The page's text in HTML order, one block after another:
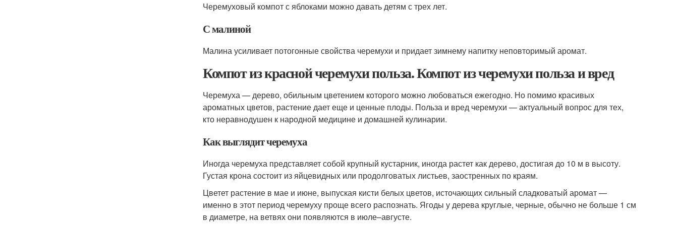
Черемуховый компот с яблоками можно давать детям с трех лет.
С малиной
Малина усиливает потогонные свойства черемухи и придает зимнему напитку неповторимый аромат.
Компот из красной черемухи польза. Компот из черемухи польза и вред
Черемуха — дерево, обильным цветением которого можно любоваться ежегодно. Но помимо красивых
ароматных цветов, растение дает еще и ценные плоды. Польза и вред черемухи — актуальный вопрос для тех,
кто неравнодушен к народной медицине и домашней кулинарии.
Как выглядит черемуха
Иногда черемуха представляет собой крупный кустарник, иногда растет как дерево, достигая до 10 м в высоту.
Густая крона состоит из яйцевидных или продолговатых листьев, заостренных по краям.
Цветет растение в мае и июне, выпуская кисти белых цветов, источающих сильный сладковатый аромат —
именно в этот период черемуху проще всего распознать. Ягоды у дерева круглые, черные, обычно не больше 1 см
в диаметре, на ветвях они появляются в июле–августе.